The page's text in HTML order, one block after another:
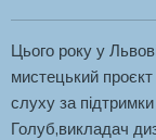
Цього року у
мистецький
слуху за
Голуб,викладач